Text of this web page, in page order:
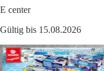
E center
Gültig bis 15.08.2026